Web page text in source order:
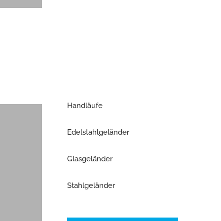
Handläufe
Edelstahlgeländer
Glasgeländer
Stahlgeländer